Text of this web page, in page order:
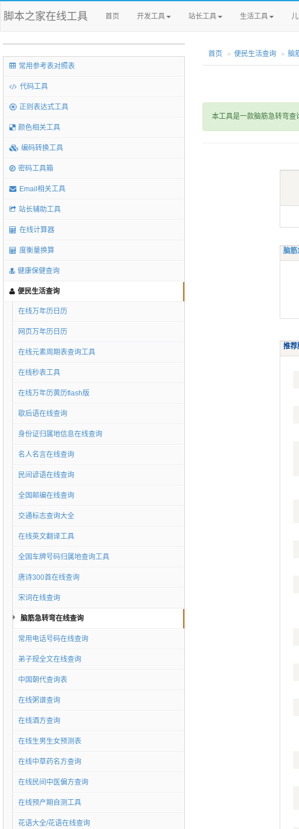
脚本之家在线工具 首页 开发工具 站长工具 生活工具
常用参考表对照表
代码工具
正则表达式工具
颜色相关工具
编码转换工具
密码工具箱
Email相关工具
站长辅助工具
在线计算器
度衡量换算
健康保健查询
便民生活查询
在线万年历日历
网页万年历日历
在线元素周期表查询工具
在线秒表工具
在线万年历黄历flash版
歇后语在线查询
身份证归属地信息在线查询
名人名言在线查询
民间谚语在线查询
全国邮编在线查询
交通标志查询大全
在线英文翻译工具
全国车牌号码归属地查询工具
唐诗300首在线查询
宋词在线查询
脑筋急转弯在线查询
常用电话号码在线查询
弟子规全文在线查询
中国朝代查询表
在线粥谱查询
在线酒方查询
在线生男生女预测表
在线中草药名方查询
在线民间中医偏方查询
在线预产期自测工具
花语大全/花语在线查询
首页 便民生活查询 脑
本工具是一款脑筋急转弯查
脑筋
推荐